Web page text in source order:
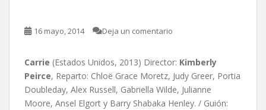
16 mayo, 2014 Deja un comentario
Carrie (Estados Unidos, 2013) Director: Kimberly
Peirce, Reparto: Chloë Grace Moretz, Judy Greer, Portia
Doubleday, Alex Russell, Gabriella Wilde, Julianne
Moore, Ansel Elgort y Barry Shabaka Henley. / Guión: